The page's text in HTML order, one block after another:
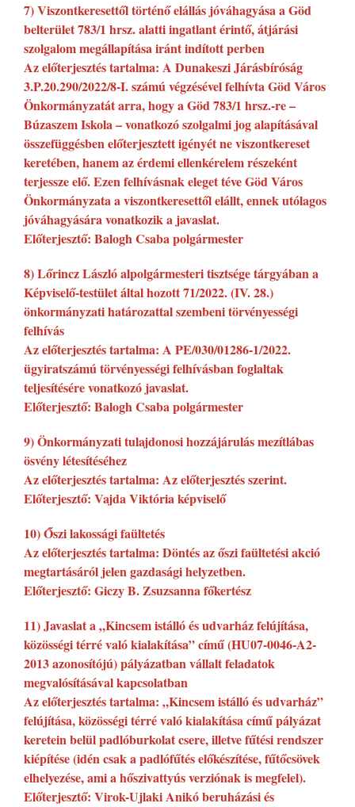
7) Viszontkeresettől történő elállás jóváhagyása a Göd
belterület 783/1 hrsz. alatti ingatlant érintő, átjárási
szolgalom megállapítása iránt indított perben
Az előterjesztés tartalma: A Dunakeszi Járásbíróság
3.P.20.290/2022/8-I. számú végzésével felhívta Göd Város
Önkormányzatát arra, hogy a Göd 783/1 hrsz.-re –
Búzaszem Iskola – vonatkozó szolgalmi jog alapításával
összefüggésben előterjesztett igényét ne viszontkereset
keretében, hanem az érdemi ellenkérelem részeként
terjessze elő. Ezen felhívásnak eleget téve Göd Város
Önkormányzata a viszontkeresettől elállt, ennek utólagos
jóváhagyására vonatkozik a javaslat.
Előterjesztő: Balogh Csaba polgármester
8) Lőrincz László alpolgármesteri tisztsége tárgyában a
Képviselő-testület által hozott 71/2022. (IV. 28.)
önkormányzati határozattal szembeni törvényességi
felhívás
Az előterjesztés tartalma: A PE/030/01286-1/2022.
ügyiratszámú törvényességi felhívásban foglaltak
teljesítésére vonatkozó javaslat.
Előterjesztő: Balogh Csaba polgármester
9) Önkormányzati tulajdonosi hozzájárulás mezítlábas
ösvény létesítéséhez
Az előterjesztés tartalma: Az előterjesztés szerint.
Előterjesztő: Vajda Viktória képviselő
10) Őszi lakossági faültetés
Az előterjesztés tartalma: Döntés az őszi faültetési akció
megtartásáról jelen gazdasági helyzetben.
Előterjesztő: Giczy B. Zsuzsanna főkertész
11) Javaslat a „Kincsem istálló és udvarház felújítása,
közösségi térré való kialakítása” című (HU07-0046-A2-
2013 azonosítójú) pályázatban vállalt feladatok
megvalósításával kapcsolatban
Az előterjesztés tartalma: „Kincsem istálló és udvarház”
felújítása, közösségi térré való kialakítása című pályázat
keretein belül padlóburkolat csere, illetve fűtési rendszer
kiépítése (idén csak a padlófűtés előkészítése, fűtőcsövek
elhelyezése, ami a hőszivattyús verziónak is megfelel).
Előterjesztő: Virok-Ujlaki Anikó beruházási és